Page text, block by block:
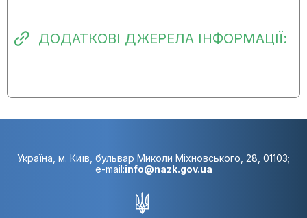
17.10.2024:
Виконання заходу
розпочато вчасно
Виконання заходу не
розпочато
ДОДАТКОВІ ДЖЕРЕЛА ІНФОРМАЦІЇ:
Україна, м. Київ, бульвар Миколи Міхновського, 28, 01103;
e-mail:info@nazk.gov.ua